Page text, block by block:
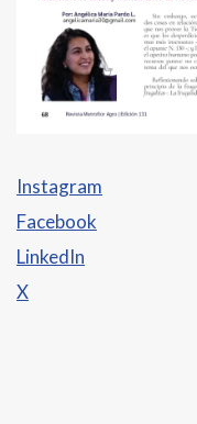
Instagram
Facebook
LinkedIn
X